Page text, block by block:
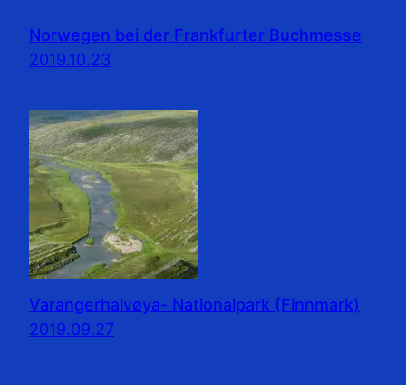
Norwegen bei der Frankfurter Buchmesse
2019.10.23
Varangerhalvøya- Nationalpark (Finnmark)
2019.09.27